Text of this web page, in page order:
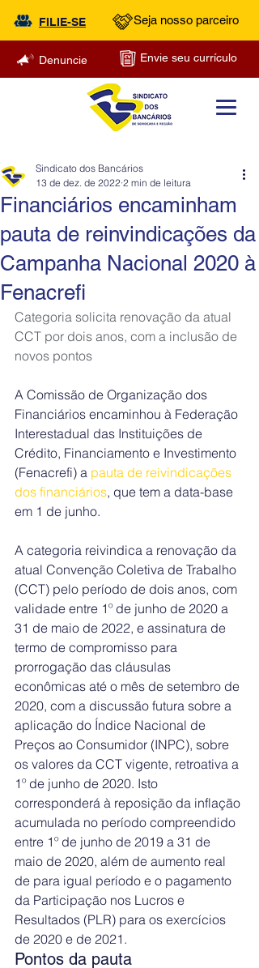
FILIE-SE Seja nosso parceiro
Denuncie Envie seu currículo
Financiários encaminham
pauta de reinvindicações da
Campanha Nacional 2020 à
Fenacrefi
Sindicato dos Bancários
13 de dez. de 2022 2 min de leitura
Categoria solicita renovação da atual
CCT por dois anos, com a inclusão de
novos pontos
A Comissão de Organização dos
Financiários encaminhou à Federação
Interestadual das Instituições de
Crédito, Financiamento e Investimento
(Fenacrefi) a pauta de reivindicações
dos financiários, que tem a data-base
em 1 de junho.
A categoria reivindica a renovação da
atual Convenção Coletiva de Trabalho
(CCT) pelo período de dois anos, com
validade entre 1º de junho de 2020 a
31 de maio de 2022, e assinatura de
termo de compromisso para
prorrogação das cláusulas
econômicas até o mês de setembro de
2020, com a discussão futura sobre a
aplicação do Índice Nacional de
Preços ao Consumidor (INPC), sobre
os valores da CCT vigente, retroativa a
1º de junho de 2020. Isto
corresponderá à reposição da inflação
acumulada no período compreendido
entre 1º de junho de 2019 a 31 de
maio de 2020, além de aumento real
de para igual período e o pagamento
da Participação nos Lucros e
Resultados (PLR) para os exercícios
de 2020 e de 2021.
Pontos da pauta